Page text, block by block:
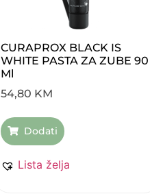
CURAPROX BLACK IS
WHITE PASTA ZA ZUBE 90
Ml
54,80 KM
Dodati
Lista želja